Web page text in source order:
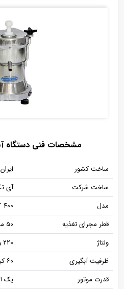
مشخصات فنی دستگاه
ساخت کشور
ایران
ساخت شرکت
آی
مدل
۴۰۰ RT
قطر مجرای تغذیه
۵۰ میلیمتر
ولتاژ
۲۲۰ ولت
ظرفیت آبگیری
۶۰ کیلوگرم در ساعت
قدرت موتور
یک